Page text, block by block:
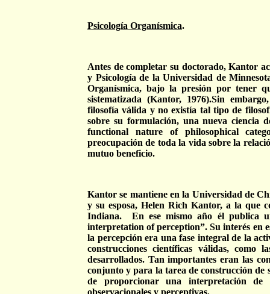
Psicología Organísmica.
Antes de completar su doctorado, Kantor
y Psicología de la Universidad de
Organísmica, bajo la presión por tener
sistematizada (Kantor, 1976).Sin
filosofía válida y no existía tal tipo de
sobre su formulación, una nueva ciencia
functional nature of philosophical
preocupación de toda la vida sobre la
mutuo beneficio.
Kantor se mantiene en la Universidad de
y su esposa, Helen Rich Kantor, a la que
Indiana.
En ese mismo año él publica
interpretation of perception”. Su interés en
la percepción era una fase integral de la
construcciones científicas válidas, como
desarrollados. Tan importantes eran las
conjunto y para la tarea de construcción de
de proporcionar una interpretación de
observacionales y perceptivas.